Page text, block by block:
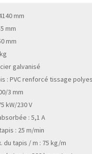
mm
mm
mm
galvanisé
: PVC renforcé tissage
3 mm
kW/230 V
: 5,1 A
: 25 m/min
du tapis / m : 75 kg/m